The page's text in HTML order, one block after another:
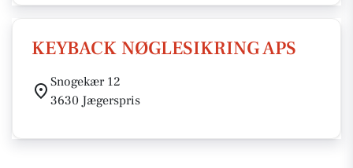
KEYBACK NØGLESIKRING APS
Snogekær 12
3630 Jægerspris